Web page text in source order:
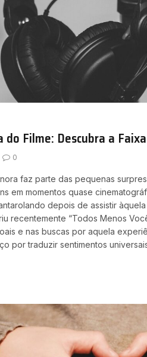
do Filme: Descubra a
0
faz parte das pequenas
em momentos quase
depois de assistir
recentemente “Todos Menos
e nas buscas por aquela
por traduzir sentimentos